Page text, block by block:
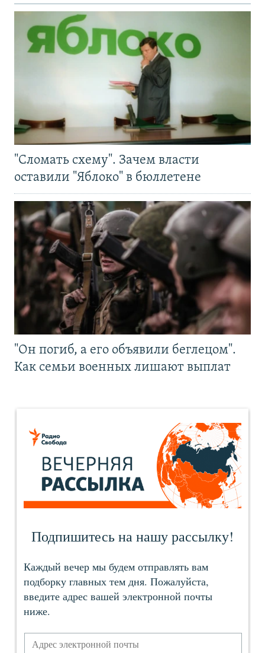
"Сломать схему". Зачем власти
оставили "Яблоко" в бюллетене
"Он погиб, а его объявили беглецом".
Как семьи военных лишают выплат